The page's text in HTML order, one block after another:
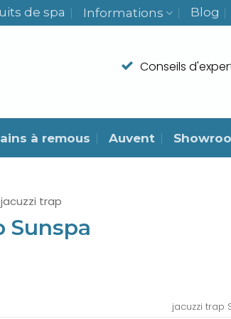
de spa Informations Blog
Techniciens
Conseils
Spécialiste du
Plus de 60
à remous Auvent
jacuzzi trap
Sunspa
jacuzzi trap